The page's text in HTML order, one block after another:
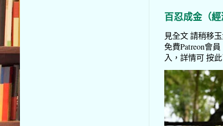
百忍成金（
見全文 請稍移
免費Patreon會
入，詳情可 按